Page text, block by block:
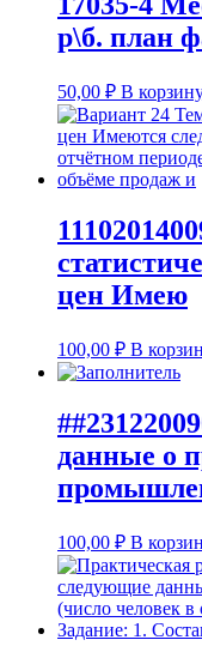
р\б. план
50,00 ₽ В
цен Имею
100,00 ₽ В
данные о
100,00 ₽ В